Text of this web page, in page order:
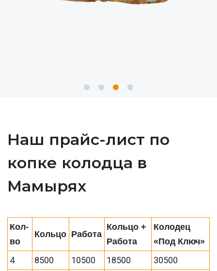
Наш прайс-лист по
копке колодца в
Мамырях
Кол-
во
Кольцо Работа
Кольцо +
Работа
Колодец
«Под Ключ»
4 8500 10500 18500
30500